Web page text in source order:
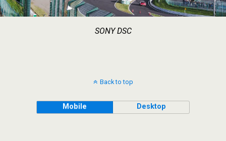
SONY DSC
Back to top
Mobile Desktop